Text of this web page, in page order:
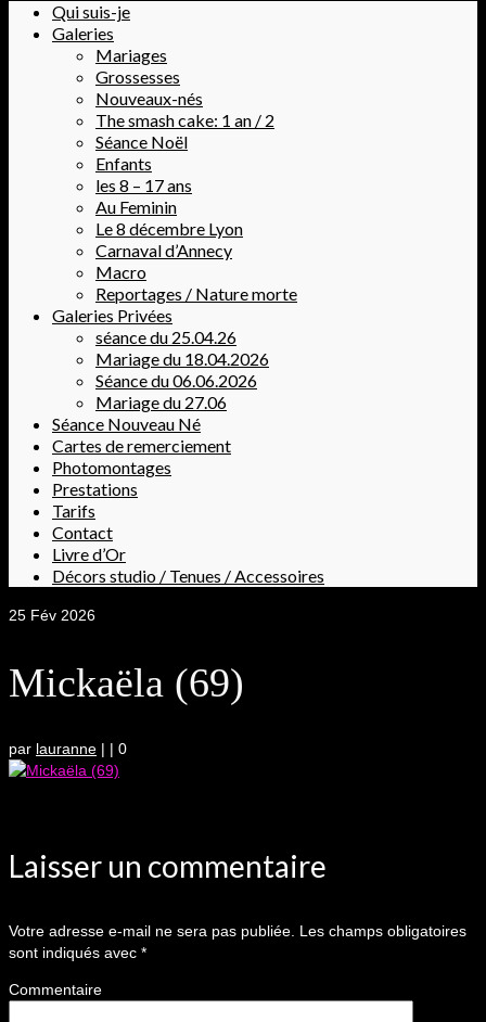
Qui suis-je
Galeries
Mariages
Grossesses
Nouveaux-nés
The smash cake: 1 an / 2
Séance Noël
Enfants
les 8 – 17 ans
Au Feminin
Le 8 décembre Lyon
Carnaval d’Annecy
Macro
Reportages / Nature morte
Galeries Privées
séance du 25.04.26
Mariage du 18.04.2026
Séance du 06.06.2026
Mariage du 27.06
Séance Nouveau Né
Cartes de remerciement
Photomontages
Prestations
Tarifs
Contact
Livre d’Or
Décors studio / Tenues / Accessoires
25 Fév 2026
Mickaëla (69)
par lauranne | | 0
Laisser un commentaire
Votre adresse e-mail ne sera pas publiée. Les champs obligatoires
sont indiqués avec *
Commentaire